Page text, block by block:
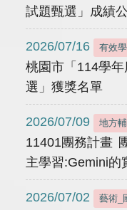
試題甄選」成績
2026/07/16 有效
桃園市「114學
選」獲獎名單
2026/07/09 地方
11401團務計畫
主學習:Gemini的
2026/07/02 藝術_